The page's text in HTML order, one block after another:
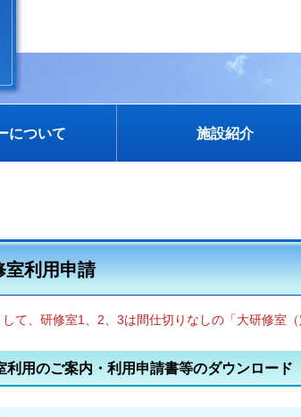
について 施設紹介
室利用申請
て、研修室1、2、3は間仕切りなしの「大研修室
利用のご案内・利用申請書等のダウンロード